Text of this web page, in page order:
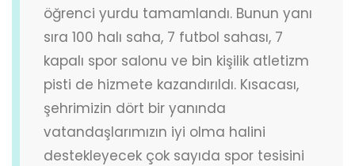
öğrenci yurdu tamamlandı. Bunun yanı
sıra 100 halı saha, 7 futbol sahası, 7
kapalı spor salonu ve bin kişilik atletizm
pisti de hizmete kazandırıldı. Kısacası,
şehrimizin dört bir yanında
vatandaşlarımızın iyi olma halini
destekleyecek çok sayıda spor tesisini